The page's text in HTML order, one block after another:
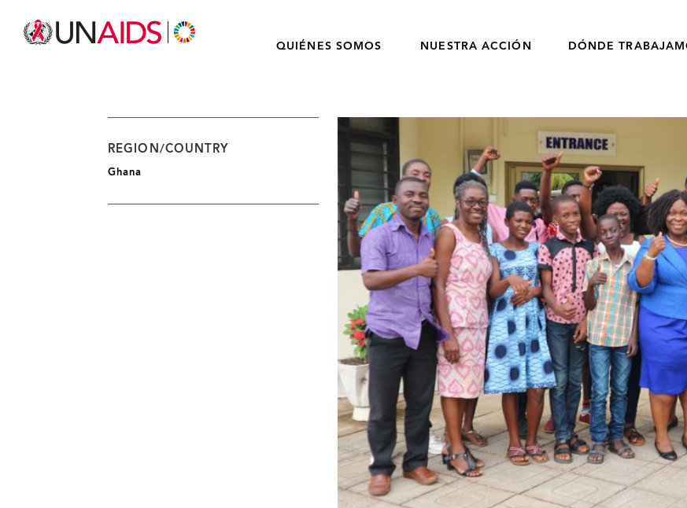
QUIÉNES SOMOS NUESTRA ACCIÓN DÓNDE
REGION/COUNTRY
Ghana